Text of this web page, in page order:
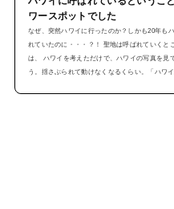
ワースポットでした
なぜ、突然ハワイに行ったのか？しかも20年も
れていたのに・・・？！ 聖地は呼ばれていくと
は、 ハワイを考えただけで、ハワイの写真を見
う。揺さぶられて動けなくなるくらい。「ハワ